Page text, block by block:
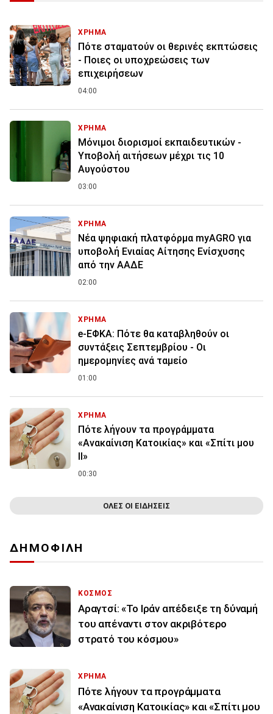
ΧΡΗΜΑ
Πότε σταματούν οι θερινές εκπτώσεις
- Ποιες οι υποχρεώσεις των
επιχειρήσεων
04:00
ΧΡΗΜΑ
Μόνιμοι διορισμοί εκπαιδευτικών -
Υποβολή αιτήσεων μέχρι τις 10
Αυγούστου
03:00
ΧΡΗΜΑ
Νέα ψηφιακή πλατφόρμα myAGRO για
υποβολή Ενιαίας Αίτησης Ενίσχυσης
από την ΑΑΔΕ
02:00
ΧΡΗΜΑ
e-ΕΦΚΑ: Πότε θα καταβληθούν οι
συντάξεις Σεπτεμβρίου - Οι
ημερομηνίες ανά ταμείο
01:00
ΧΡΗΜΑ
Πότε λήγουν τα προγράμματα
«Ανακαίνιση Κατοικίας» και «Σπίτι μου
ΙΙ»
00:30
ΟΛΕΣ ΟΙ ΕΙΔΗΣΕΙΣ
ΔΗΜΟΦΙΛΗ
ΚΟΣΜΟΣ
Αραγτσί: «Το Ιράν απέδειξε τη δύναμή
του απέναντι στον ακριβότερο
στρατό του κόσμου»
ΧΡΗΜΑ
Πότε λήγουν τα προγράμματα
«Ανακαίνιση Κατοικίας» και «Σπίτι μου